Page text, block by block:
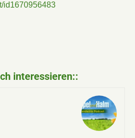
id1670956483
interessieren::